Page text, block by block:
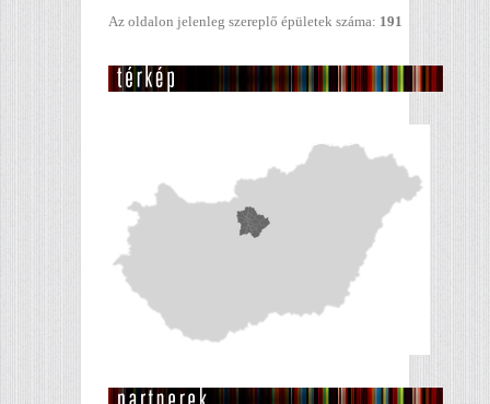
Az oldalon jelenleg szereplő épületek száma: 191